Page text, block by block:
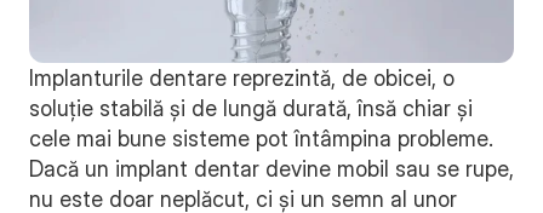
Implanturile dentare reprezintă, de obicei, o
soluție stabilă și de lungă durată, însă chiar și
cele mai bune sisteme pot întâmpina probleme.
Dacă un implant dentar devine mobil sau se rupe,
nu este doar neplăcut, ci și un semn al unor